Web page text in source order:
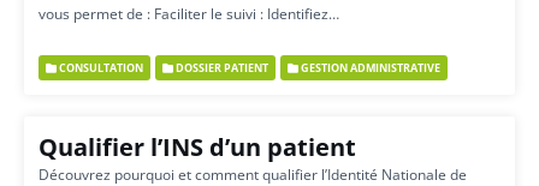
vous permet de : Faciliter le suivi : Identifiez…
CONSULTATION DOSSIER PATIENT GESTION ADMINISTRATIVE
Qualifier l’INS d’un patient
Découvrez pourquoi et comment qualifier l’Identité Nationale de